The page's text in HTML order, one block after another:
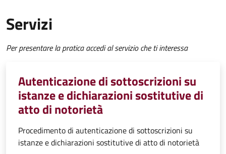
Servizi
Per presentare la pratica accedi al servizio che ti interessa
Autenticazione di sottoscrizioni su
istanze e dichiarazioni sostitutive di
atto di notorietà
Procedimento di autenticazione di sottoscrizioni su
istanze e dichiarazioni sostitutive di atto di notorietà